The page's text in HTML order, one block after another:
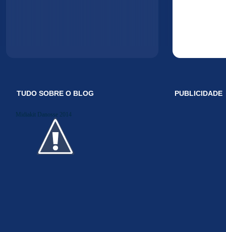
TUDO SOBRE O BLOG
Midiakit Danosse 2014
PUBLICIDADE